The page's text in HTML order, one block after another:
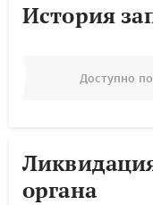
История
Доступно
органа